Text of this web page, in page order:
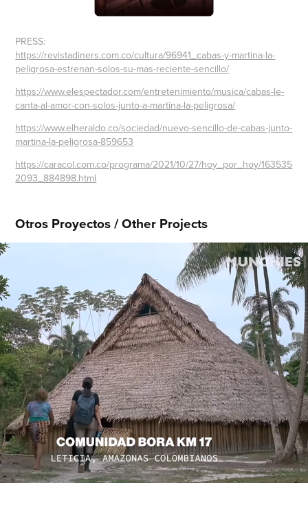
PRESS:
https://revistadiners.com.co/cultura/96941_cabas-y-martina-la-
peligrosa-estrenan-solos-su-mas-reciente-sencillo/
https://www.elespectador.com/entretenimiento/musica/cabas-le-
canta-al-amor-con-solos-junto-a-martina-la-peligrosa/
https://www.elheraldo.co/sociedad/nuevo-sencillo-de-cabas-junto-
martina-la-peligrosa-859653
https://caracol.com.co/programa/2021/10/27/hoy_por_hoy/163535
2093_884898.html
Otros Proyectos / Other Projects
2021